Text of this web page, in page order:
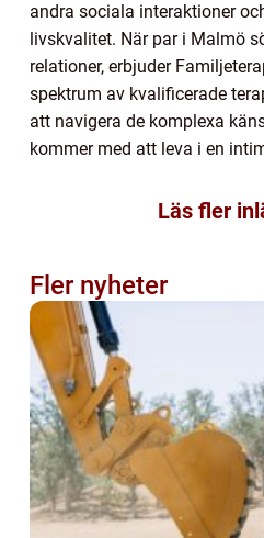
andra sociala interaktioner
livskvalitet. När par i Malmö
relationer, erbjuder
spektrum av kvalificerade
att navigera de komplexa
kommer med att leva i en
Läs fler
Fler nyheter